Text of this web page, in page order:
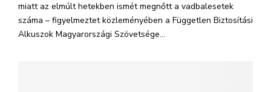
miatt az elmúlt hetekben ismét megnőtt a vadbalesetek
száma – figyelmeztet közleményében a Független Biztosítási
Alkuszok Magyarországi Szövetsége...